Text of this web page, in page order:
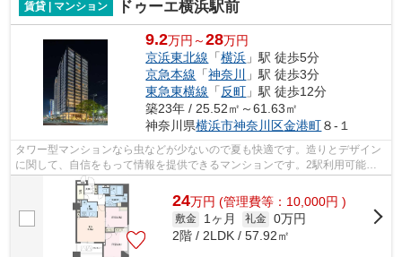
賃貸 | マンション ドゥーエ横浜駅前
9.2万円～28万円
京浜東北線 「横浜 」駅 徒歩5分
京急本線 「神奈川
」駅 徒歩3分
東急東横線 「 反町 」駅 徒歩12分
築23年 / 25.52㎡～61.63㎡
神奈川県横浜市神奈川区金港町８-１
タワー型マンションなら虫などが少ないので夏も快適です。造りとデザイン
に関して、自信をもって情報を提供できるマンションです。2駅利用可能な
物件なので行動範囲も広がります。21階...
24万円 (管理費等：10,000円 )
敷金 1ヶ月 礼金 0万円
2階 / 2LDK / 57.92㎡